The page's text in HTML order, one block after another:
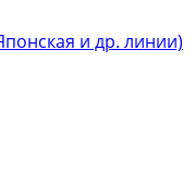
и др. линии)